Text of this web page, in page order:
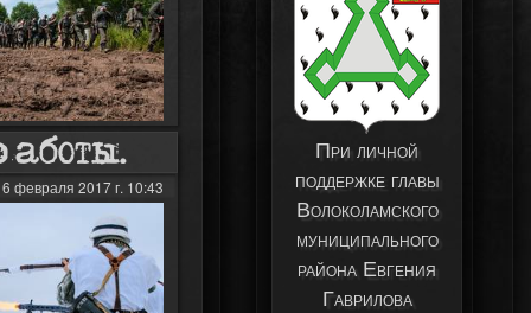
февраля 2017 г. 10:43
При личной
поддержке главы
Волоколамского
муниципального
района Евгения
Гаврилова